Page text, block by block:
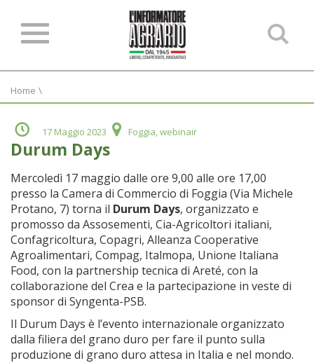
Home \
17 Maggio 2023 Foggia, webinair
Durum Days
Mercoledì 17 maggio dalle ore 9,00 alle ore 17,00
presso la Camera di Commercio di Foggia (Via Michele
Protano, 7) torna il Durum Days, organizzato e
promosso da Assosementi, Cia-Agricoltori italiani,
Confagricoltura, Copagri, Alleanza Cooperative
Agroalimentari, Compag, Italmopa, Unione Italiana
Food, con la partnership tecnica di Areté, con la
collaborazione del Crea e la partecipazione in veste di
sponsor di Syngenta-PSB.
Il Durum Days è l’evento internazionale organizzato
dalla filiera del grano duro per fare il punto sulla
produzione di grano duro attesa in Italia e nel mondo.